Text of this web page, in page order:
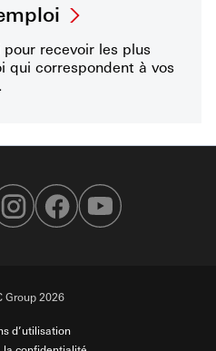
recevoir les plus
qui correspondent à vos
Group 2026
d’utilisation